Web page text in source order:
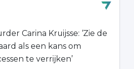
Carina Kruijsse: ‘Zie de
als een kans om
te verrijken’